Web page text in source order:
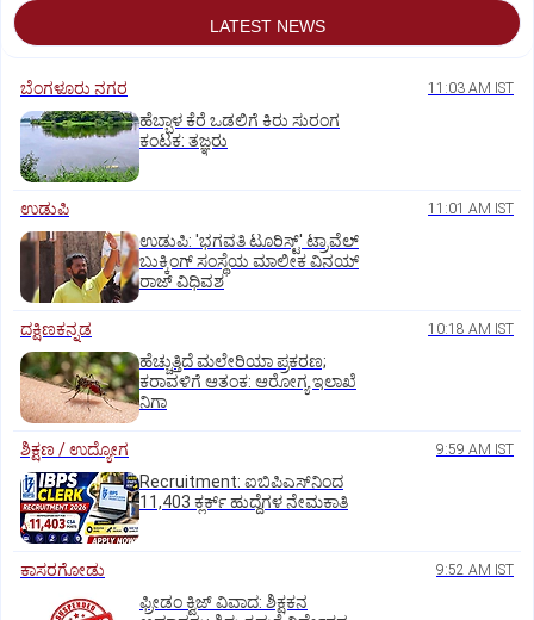
LATEST NEWS
ಬೆಂಗಳೂರು ನಗರ 11:03 AM IST
ಹೆಬ್ಬಾಳ ಕೆರೆ ಒಡಲಿಗೆ ಕಿರು ಸುರಂಗ
ಕಂಟಕ: ತಜ್ಞರು
ಉಡುಪಿ 11:01 AM IST
ಉಡುಪಿ: 'ಭಗವತಿ ಟೂರಿಸ್ಟ್' ಟ್ರಾವೆಲ್
ಬುಕ್ಕಿಂಗ್ ಸಂಸ್ಥೆಯ ಮಾಲೀಕ ವಿನಯ್
ರಾಜ್ ವಿಧಿವಶ
ದಕ್ಷಿಣಕನ್ನಡ 10:18 AM IST
ಹೆಚ್ಚುತ್ತಿದೆ ಮಲೇರಿಯಾ ಪ್ರಕರಣ;
ಕರಾವಳಿಗೆ ಆತಂಕ: ಆರೋಗ್ಯ ಇಲಾಖೆ
ನಿಗಾ
ಶಿಕ್ಷಣ / ಉದ್ಯೋಗ 9:59 AM IST
Recruitment: ಐಬಿಪಿಎಸ್‌ನಿಂದ
11,403 ಕ್ಲರ್ಕ್‌ ಹುದ್ದೆಗಳ ನೇಮಕಾತಿ
ಕಾಸರಗೋಡು 9:52 AM IST
ಫ್ರೀಡಂ ಕ್ವಿಜ್‌ ವಿವಾದ: ಶಿಕ್ಷಕನ